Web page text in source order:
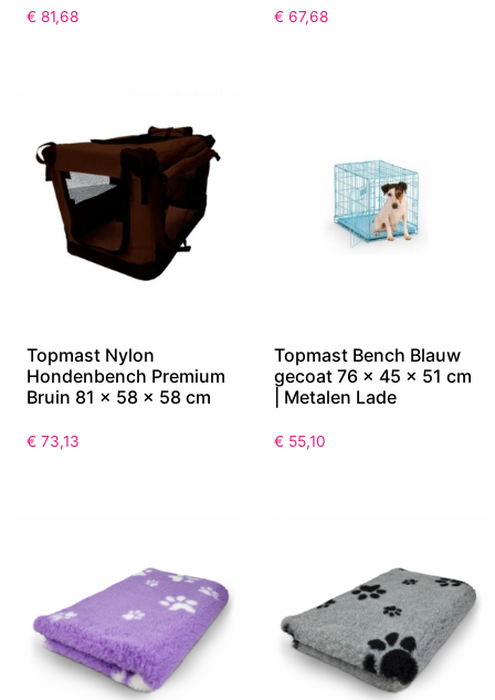
€ 81,68 € 67,68
Topmast Nylon
Hondenbench Premium
Bruin 81 x 58 x 58 cm
€ 73,13
Topmast Bench Blauw
gecoat 76 x 45 x 51 cm
| Metalen Lade
€ 55,10